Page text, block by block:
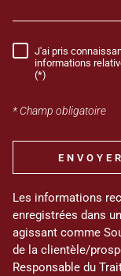
J'ai pris
informations
(*)
* Champ obligatoire
ENVOYER
Les informations
enregistrées dans
agissant comme
de la clientèle/
Responsable du